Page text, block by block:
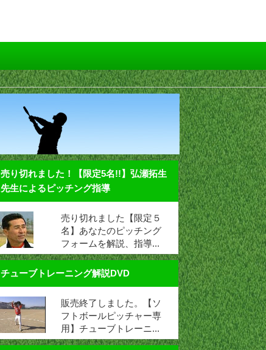
売り切れました！【限定5名!!】弘瀬拓生
先生によるピッチング指導
売り切れました【限定５
名】あなたのピッチング
フォームを解説、指導...
チューブトレーニング解説DVD
販売終了しました。【ソ
フトボールピッチャー専
用】チューブトレーニ...